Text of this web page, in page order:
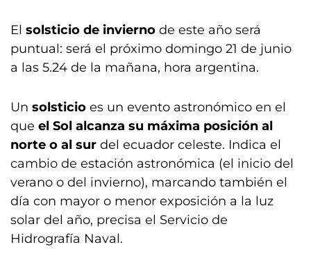
El solsticio de invierno de este año será
puntual: será el próximo domingo 21 de junio
a las 5.24 de la mañana, hora argentina.
Un solsticio es un evento astronómico en el
que el Sol alcanza su máxima posición al
norte o al sur del ecuador celeste. Indica el
cambio de estación astronómica (el inicio del
verano o del invierno), marcando también el
día con mayor o menor exposición a la luz
solar del año, precisa el Servicio de
Hidrografía Naval.